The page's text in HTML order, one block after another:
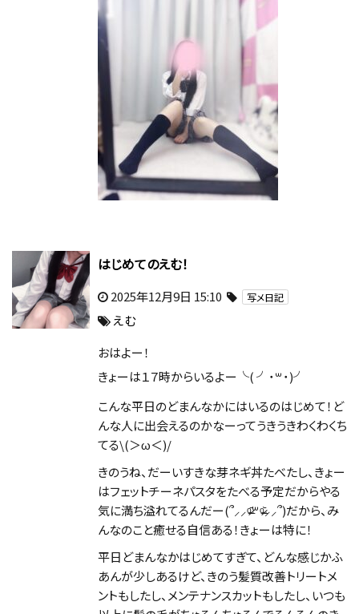
はじめてのえむ！
2025年12月9日 15:10 写メ日記
えむ
おはよー！
きょーは１７時からいるよー╰( ╯˙꒳​˙)╯
こんな平日のどまんなかにはいるのはじめて！ど
んな人に出会えるのかなーってうきうきわくわくち
てる\(＞ω＜)/
きのうね、だーいすきな芽ネギ丼たべたし、きょー
はフェットチーネパスタをたべる予定だからやる
気に満ち溢れてるんだー(՞⸝⸝ᵒ̴̶̷᷄꒳ᵒ̴̶̷᷅⸝⸝՞)だから、み
んなのこと癒せる自信ある！きょーは特に！
平日どまんなかはじめてすぎて、どんな感じかふ
あんが少しあるけど、きのう髪質改善トリートメ
ントもしたし、メンテナンスカットもしたし、いつも